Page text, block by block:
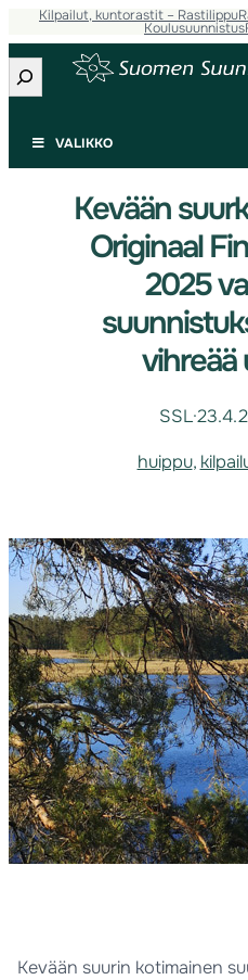
Kilpailut, kuntorastit – Rastilippu
Koulusuunnistus
Etsi
VALIKKO
Kevään
Originaal
2025
vihreää
SSL·
huippu,
Kevään suurin kotimainen